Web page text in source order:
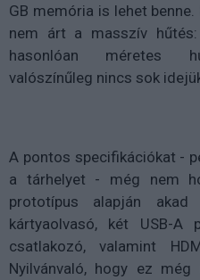
GB memória is lehet
nem árt a masszív
hasonlóan méretes
valószínűleg nincs sok
A pontos specifikációkat -
a tárhelyet - még nem
prototípus alapján
kártyaolvasó, két USB-A
csatlakozó, valamint
Nyilvánvaló, hogy ez